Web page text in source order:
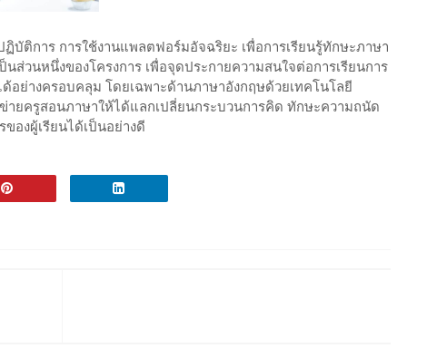
บัติการ การใช้งานแพลตฟอร์มอัจฉริยะ เพื่อการเรียนรู้ทักษะภาษา
ส่วนหนึ่งของโครงการ เพื่อจุดประกายความสนใจต่อการเรียนการ
ย่างครอบคลุม โดยเฉพาะด้านภาษาอังกฤษด้วยเทคโนโลยี
ายครูสอนภาษาให้ได้แลกเปลี่ยนกระบวนการคิด ทักษะความถนัด
องผู้เรียนได้เป็นอย่างดี